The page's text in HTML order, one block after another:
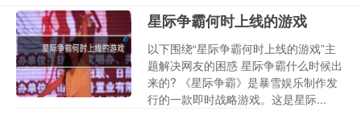
星际争霸何时上线的游戏
以下围绕“星际争霸何时上线的游戏”主
题解决网友的困惑 星际争霸什么时候出
来的? 《星际争霸》是暴雪娱乐制作发
行的一款即时战略游戏。这是星际...